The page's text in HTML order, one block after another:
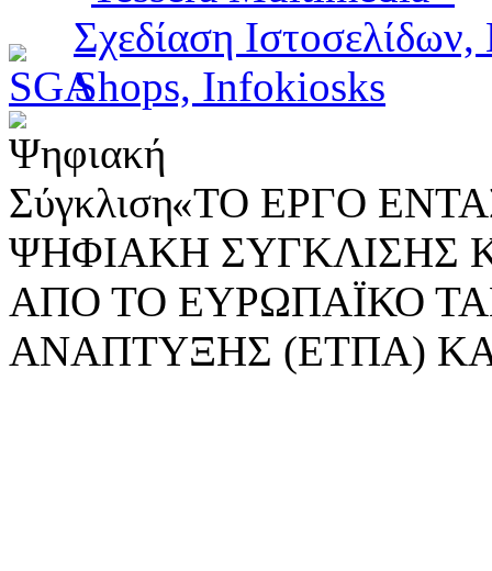
«ΤΟ ΕΡΓΟ
ΨΗΦΙΑΚΗ ΣΥΓΚΛΙΣΗΣ
ΑΠΟ ΤΟ ΕΥΡΩΠΑΪΚΟ
ΑΝΑΠΤΥΞΗΣ (ΕΤΠΑ)